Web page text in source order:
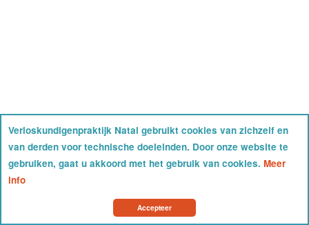
Accepteer
Verloskundigenpraktijk Natal gebruikt cookies van zichzelf en
van derden voor technische doeleinden. Door onze website te
gebruiken, gaat u akkoord met het gebruik van cookies. Meer
info